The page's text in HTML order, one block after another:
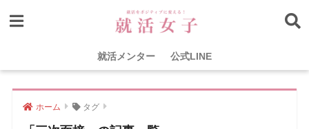
就活メンター 公式LINE
ホーム タグ